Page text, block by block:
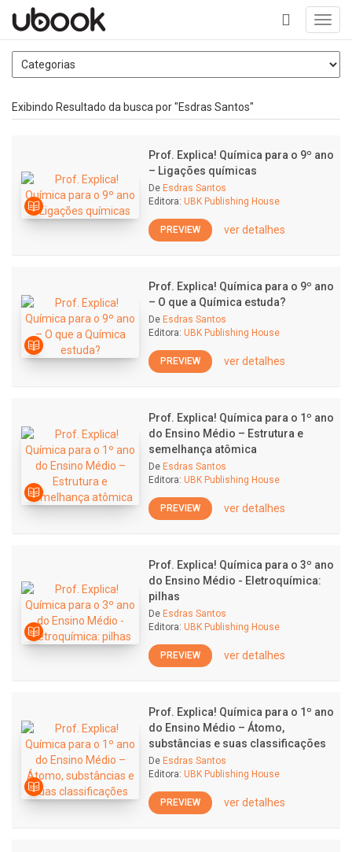
+
Exibindo Resultado da busca por "Esdras Santos"
Prof. Explica! Química para o 9º ano
– Ligações químicas
De Esdras Santos
Editora: UBK Publishing House
PREVIEW ver detalhes
Prof. Explica! Química para o 9º ano
– O que a Química estuda?
De Esdras Santos
Editora: UBK Publishing House
PREVIEW ver detalhes
Prof. Explica! Química para o 1º ano
do Ensino Médio – Estrutura e
semelhança atômica
De Esdras Santos
Editora: UBK Publishing House
PREVIEW ver detalhes
Prof. Explica! Química para o 3º ano
do Ensino Médio - Eletroquímica:
pilhas
De Esdras Santos
Editora: UBK Publishing House
PREVIEW ver detalhes
Prof. Explica! Química para o 1º ano
do Ensino Médio – Átomo,
substâncias e suas classificações
De Esdras Santos
Editora: UBK Publishing House
PREVIEW ver detalhes